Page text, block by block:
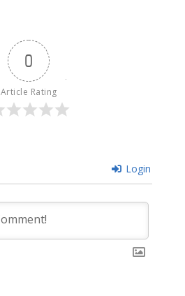
0
Article Rating
Login